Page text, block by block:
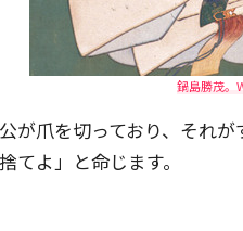
鍋島勝茂。
が爪を切っており、それ
てよ」と命じます。